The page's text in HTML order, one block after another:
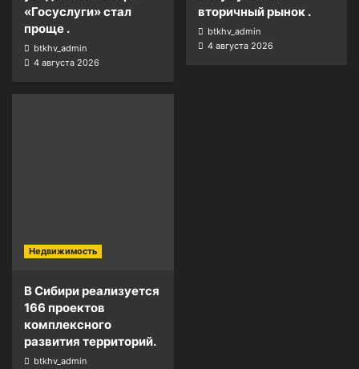
«Госуслуги» стал
проще .
btkhv_admin
4 августа 2026
вторичный рынок .
btkhv_admin
4 августа 2026
Недвижимость
В Сибири реализуется
166 проектов
комплексного
развития территорий.
btkhv_admin